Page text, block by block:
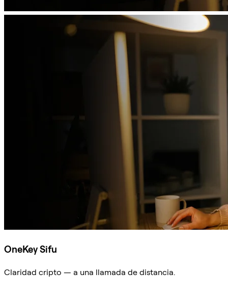
OneKey Sifu
Claridad cripto — a una llamada de distancia.